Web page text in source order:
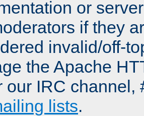
or
if they
invalid/off-
the Apache
our IRC channel,
lists.